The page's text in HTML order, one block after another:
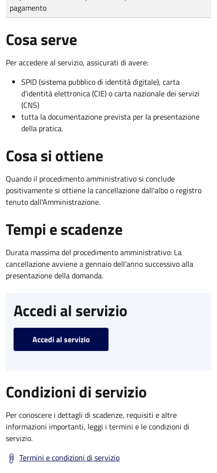
pagamento
Cosa serve
Per accedere al servizio, assicurati di avere:
SPID (sistema pubblico di identità digitale), carta
d’identità elettronica (CIE) o carta nazionale dei servizi
(CNS)
tutta la documentazione prevista per la presentazione
della pratica.
Cosa si ottiene
Quando il procedimento amministrativo si conclude
positivamente si ottiene la cancellazione dall'albo o registro
tenuto dall'Amministrazione.
Tempi e scadenze
Durata massima del procedimento amministrativo: La
cancellazione avviene a gennaio dell'anno successivo alla
presentazione della domanda.
Accedi al servizio
Accedi al servizio
Condizioni di servizio
Per conoscere i dettagli di scadenze, requisiti e altre
informazioni importanti, leggi i termini e le condizioni di
servizio.
Termini e condizioni di servizio